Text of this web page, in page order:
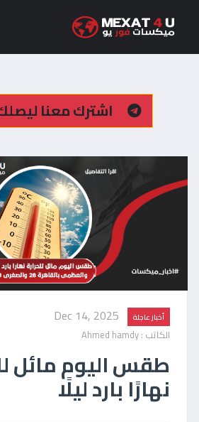
اشترك معنا
أخبار عاجلة Dec 14, 2025
الكاتب : Ahmed hamdy
طقس اليوم مائل
نهارًا بارد ليلًا